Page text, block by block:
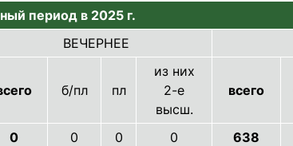
период в 2025 г.
ВЕЧЕРНЕЕ
б/пл пл
из них
2-е
высш.
всего
0 0 0 0 638